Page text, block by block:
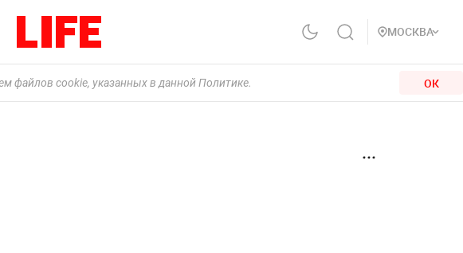
МОСКВА
файлов cookie, указанных в данной Политике. ОК